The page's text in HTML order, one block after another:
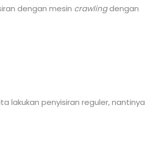
dengan mesin crawlingdengan
lakukan penyisiran reguler, nantinya